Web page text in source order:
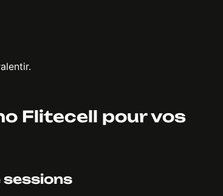
Flitecell pour vos
sessions